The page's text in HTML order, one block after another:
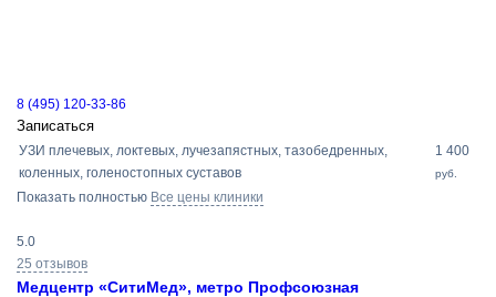
8 (495) 120-33-86
Записаться
УЗИ плечевых, локтевых, лучезапястных, тазобедренных,
коленных, голеностопных суставов
1 400
руб.
Показать полностью Все цены клиники
5.0
25 отзывов
Медцентр «СитиМед», метро Профсоюзная